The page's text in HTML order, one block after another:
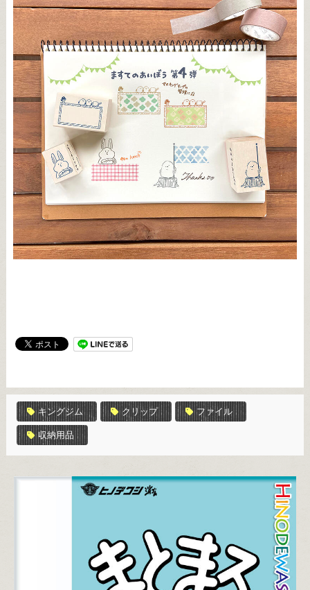
キングジム クリップ ファイル
収納用品